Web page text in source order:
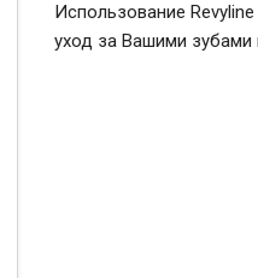
Использование
уход за Вашими зубами